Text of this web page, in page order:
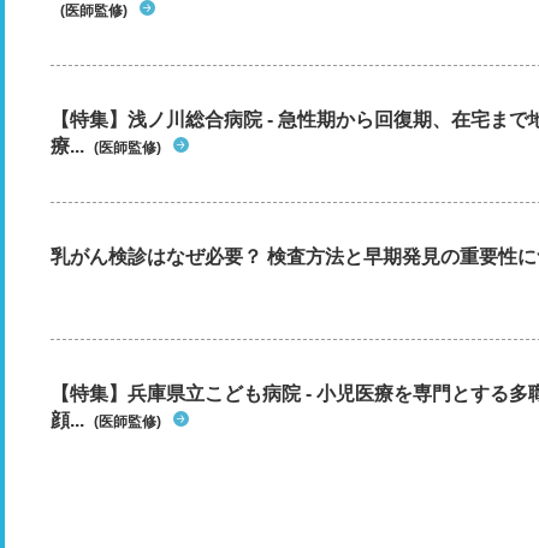
(医師監修)
【特集】浅ノ川総合病院 - 急性期から回復期、在宅ま
療... (医師監修)
乳がん検診はなぜ必要？ 検査方法と早期発見の重要性
【特集】兵庫県立こども病院 - 小児医療を専門とする
顔... (医師監修)